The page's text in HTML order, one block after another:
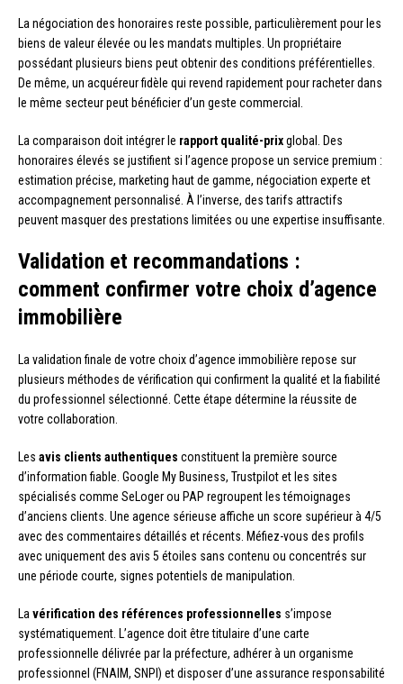
La négociation des honoraires reste possible, particulièrement pour les
biens de valeur élevée ou les mandats multiples. Un propriétaire
possédant plusieurs biens peut obtenir des conditions préférentielles.
De même, un acquéreur fidèle qui revend rapidement pour racheter dans
le même secteur peut bénéficier d’un geste commercial.
La comparaison doit intégrer le rapport qualité-prixglobal. Des
honoraires élevés se justifient si l’agence propose un service premium :
estimation précise, marketing haut de gamme, négociation experte et
accompagnement personnalisé. À l’inverse, des tarifs attractifs
peuvent masquer des prestations limitées ou une expertise insuffisante.
Validation et recommandations :
comment confirmer votre choix d’agence
immobilière
La validation finale de votre choix d’agence immobilière repose sur
plusieurs méthodes de vérification qui confirment la qualité et la fiabilité
du professionnel sélectionné. Cette étape détermine la réussite de
votre collaboration.
Les avis clients authentiques constituent la première source
d’information fiable. Google My Business, Trustpilot et les sites
spécialisés comme SeLoger ou PAP regroupent les témoignages
d’anciens clients. Une agence sérieuse affiche un score supérieur à 4/5
avec des commentaires détaillés et récents. Méfiez-vous des profils
avec uniquement des avis 5 étoiles sans contenu ou concentrés sur
une période courte, signes potentiels de manipulation.
La vérification des références professionnelles s’impose
systématiquement. L’agence doit être titulaire d’une carte
professionnelle délivrée par la préfecture, adhérer à un organisme
professionnel (FNAIM, SNPI) et disposer d’une assurance responsabilité